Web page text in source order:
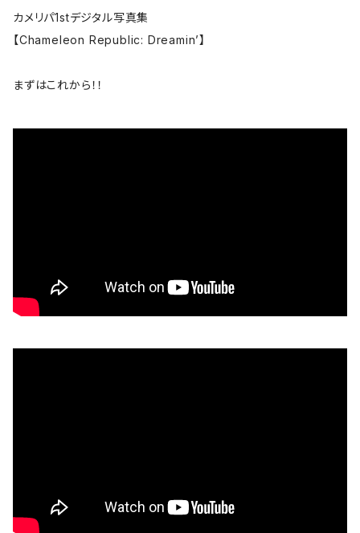
カメリパ1stデジタル写真集
【Chameleon Republic: Dreamin’】
まずはこれから！！